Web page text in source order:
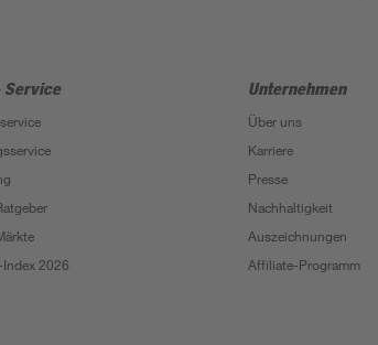
Service
2026
Unternehmen
Über uns
Karriere
Presse
Nachhaltigkeit
Auszeichnungen
Affiliate-Programm